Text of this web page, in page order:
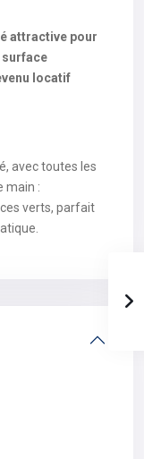
attractive pour
locatif
avec toutes les
main :
verts, parfait